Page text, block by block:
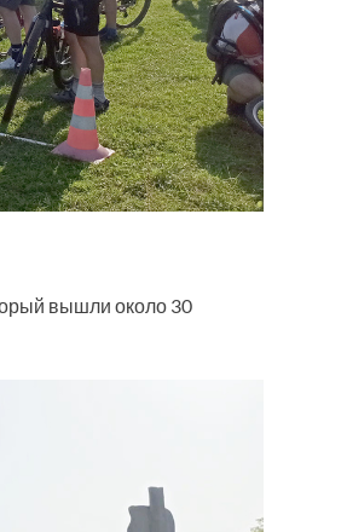
вышли около 30